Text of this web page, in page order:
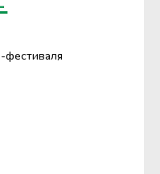
фестиваля